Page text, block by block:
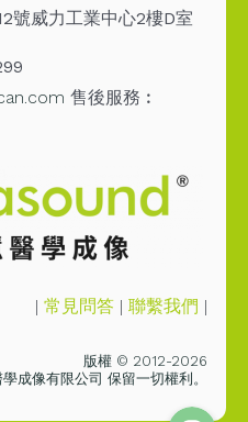
號威力工業中心2樓D室
售後服務︰
|常見問答 |聯繫我們 |
版權 © 2012-2026
成像有限公司 保留一切權利。